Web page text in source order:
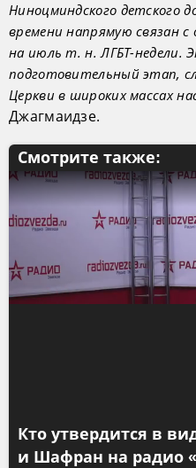
Ниноцминдского детского
времени напрямую связан с
на июль т. н. ЛГБТ-недели.
подготовительный этап,
Церкви в широких массах
Джагмаидзе.
Смотрите также:
Кто утвердится в
и Шафран на радио